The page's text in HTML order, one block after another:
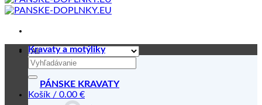
Hľadať:
Košík / 0.00 €
Kravaty a motýliky
PÁNSKE KRAVATY